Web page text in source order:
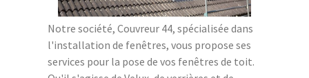
Notre société, Couvreur 44, spécialisée dans
l'installation de fenêtres, vous propose ses
services pour la pose de vos fenêtres de toit.